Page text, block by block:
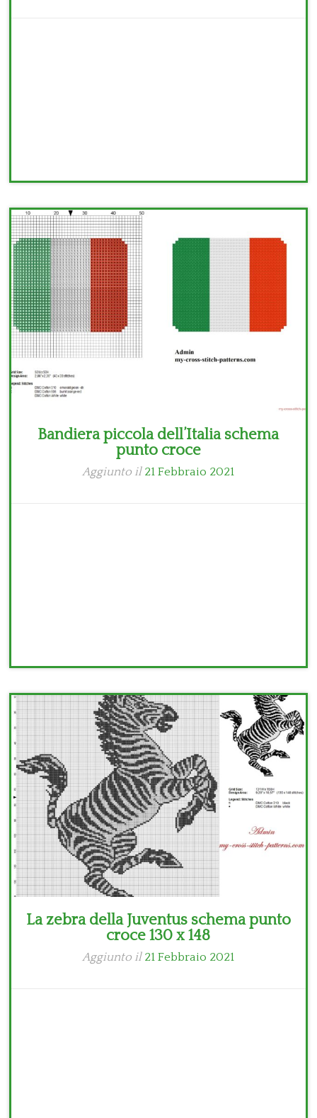
Bandiera piccola dell’Italia schema
punto croce
Aggiunto il 21 Febbraio 2021
La zebra della Juventus schema punto
croce 130 x 148
Aggiunto il 21 Febbraio 2021